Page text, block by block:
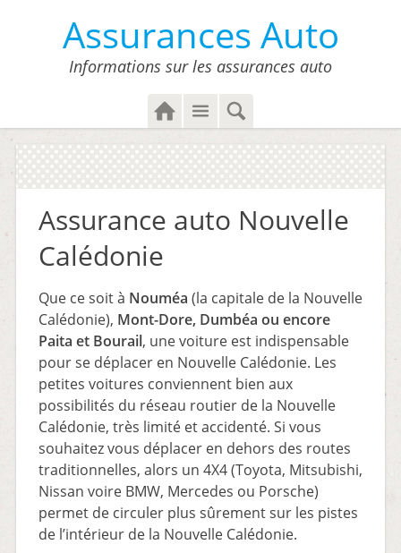
Assurances Auto
Informations sur les assurances auto
H
o
m
e
M
n
u
S
e
a
r
c
h
Assurance auto Nouvelle
Calédonie
Que ce soit à Nouméa (la capitale de la Nouvelle
Calédonie), Mont-Dore, Dumbéa ou encore
Paita et Bourail, une voiture est indispensable
pour se déplacer en Nouvelle Calédonie. Les
petites voitures conviennent bien aux
possibilités du réseau routier de la Nouvelle
Calédonie, très limité et accidenté. Si vous
souhaitez vous déplacer en dehors des routes
traditionnelles, alors un 4X4 (Toyota, Mitsubishi,
Nissan voire BMW, Mercedes ou Porsche)
permet de circuler plus sûrement sur les pistes
de l’intérieur de la Nouvelle Calédonie.